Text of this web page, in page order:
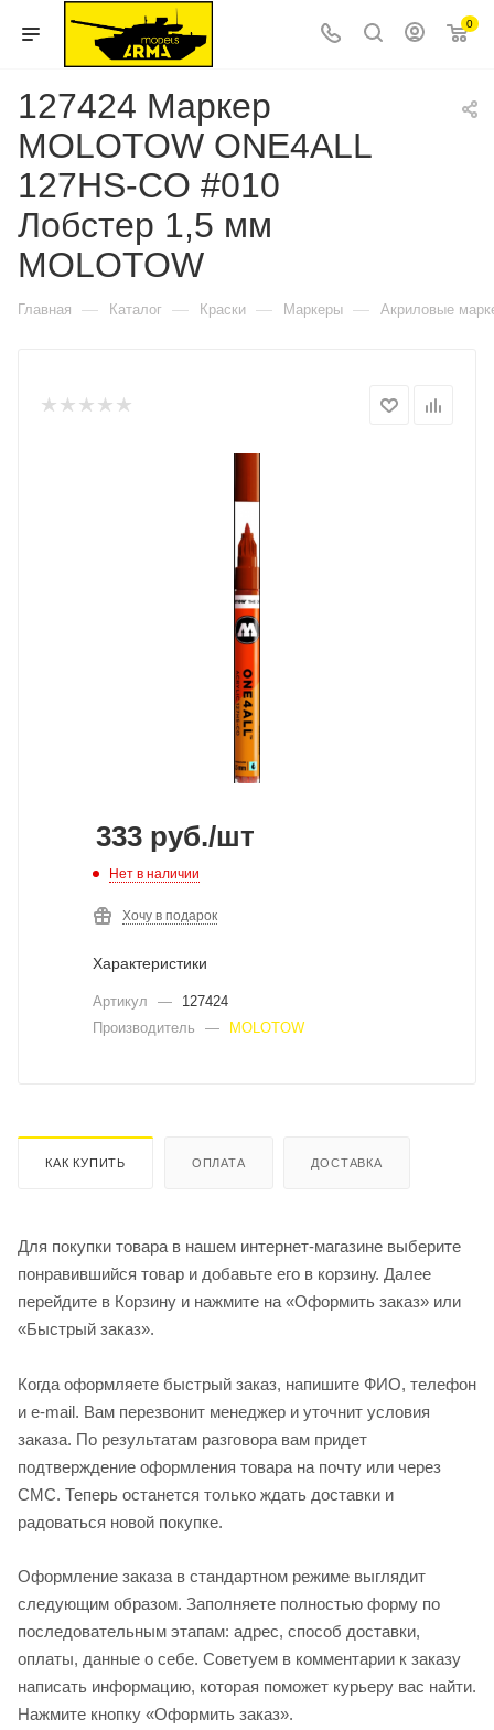
0
127424 Маркер
MOLOTOW ONE4ALL
127HS-CO #010
Лобстер 1,5 мм
MOLOTOW
Главная — Каталог — Краски — Маркеры — Акриловые
333 руб./шт
Нет в наличии
Хочу в подарок
Характеристики
Артикул —
127424
Производитель
— MOLOTOW
КАК КУПИТЬ ОПЛАТА ДОСТАВКА
Для покупки товара в нашем интернет-магазине выберите
понравившийся товар и добавьте его в корзину. Далее
перейдите в Корзину и нажмите на «Оформить заказ» или
«Быстрый заказ».
Когда оформляете быстрый заказ, напишите ФИО, телефон
и e-mail. Вам перезвонит менеджер и уточнит условия
заказа. По результатам разговора вам придет
подтверждение оформления товара на почту или через
СМС. Теперь останется только ждать доставки и
радоваться новой покупке.
Оформление заказа в стандартном режиме выглядит
следующим образом. Заполняете полностью форму по
последовательным этапам: адрес, способ доставки,
оплаты, данные о себе. Советуем в комментарии к заказу
написать информацию, которая поможет курьеру вас найти.
Нажмите кнопку «Оформить заказ».